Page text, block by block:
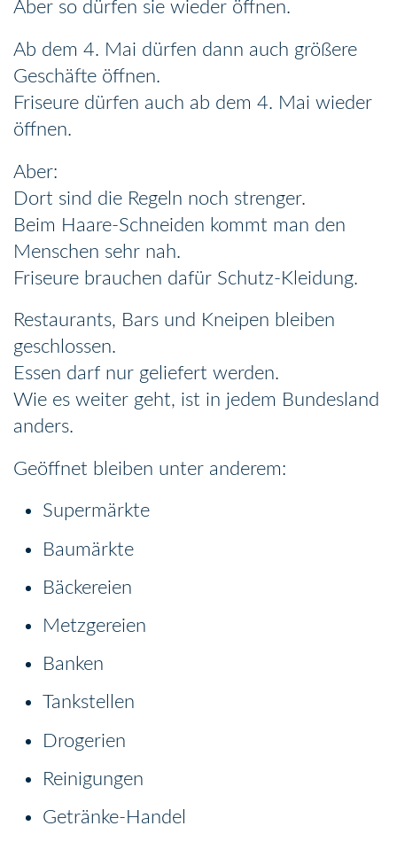
Aber so dürfen sie wieder öffnen.
Ab dem 4. Mai dürfen dann auch größere
Geschäfte öffnen.
Friseure dürfen auch ab dem 4. Mai wieder
öffnen.
Aber:
Dort sind die Regeln noch strenger.
Beim Haare-Schneiden kommt man den
Menschen sehr nah.
Friseure brauchen dafür Schutz-Kleidung.
Restaurants, Bars und Kneipen bleiben
geschlossen.
Essen darf nur geliefert werden.
Wie es weiter geht, ist in jedem Bundesland
anders.
Geöffnet bleiben unter anderem:
Supermärkte
Baumärkte
Bäckereien
Metzgereien
Banken
Tankstellen
Drogerien
Reinigungen
Getränke-Handel